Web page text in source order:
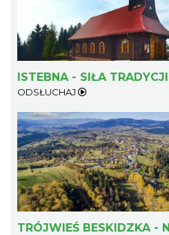
Zajęcia przy pasiece
Jaworzynka
8.73 km
ISTEBNA - SIŁA TRADYCJI
ODSŁUCHAJ
TRÓJWIEŚ BESKIDZKA -